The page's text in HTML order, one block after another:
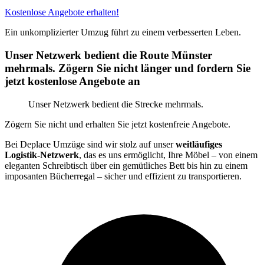
Kostenlose Angebote erhalten!
Ein unkomplizierter Umzug führt zu einem verbesserten Leben.
Unser Netzwerk bedient die Route Münster
mehrmals. Zögern Sie nicht länger und fordern Sie
jetzt kostenlose Angebote an
Unser Netzwerk bedient die Strecke mehrmals.
Zögern Sie nicht und erhalten Sie jetzt kostenfreie Angebote.
Bei Deplace Umzüge sind wir stolz auf unserweitläufiges
Logistik-Netzwerk, das es uns ermöglicht, Ihre Möbel – von einem
eleganten Schreibtisch über ein gemütliches Bett bis hin zu einem
imposanten Bücherregal – sicher und effizient zu transportieren.